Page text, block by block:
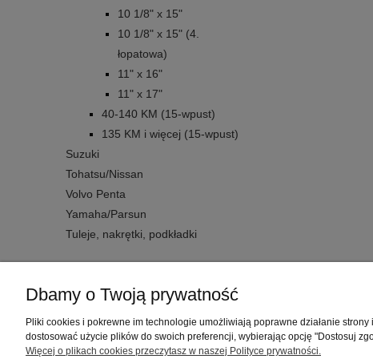
10 1/8" x 15"
10 1/8" x 15" (4.
łopatowa)
11" x 16"
11" x 17"
40-140 KM (15-wpust)
135 KM i więcej (15-wpust)
Suzuki
Tohatsu/Nissan
Volvo Penta
Yamaha/Parsun
Tuleje, nakrętki, podkładki
Regulaminy
Dbamy o Twoją prywatność
Pliki cookies i pokrewne im technologie umożliwiają poprawne działanie
dostosować użycie plików do swoich preferencji, wybierając opcję "Dostosuj
Więcej o plikach cookies przeczytasz w naszej Polityce prywatności.